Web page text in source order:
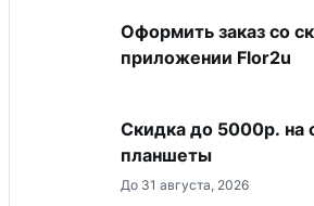
Оформить заказ со
приложении Flor2u
Скидка до 5000р. на
планшеты
До 31 августа, 2026